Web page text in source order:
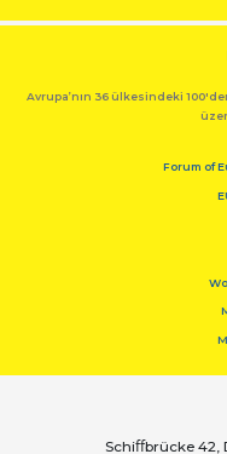
Avrupa’nın 36 ülkesindeki
Forum of
Schiﬀbrücke 42,